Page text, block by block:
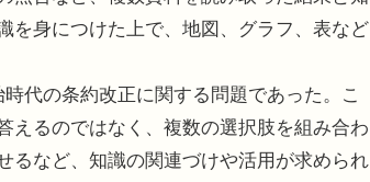
を身につけた上で、地図、グラフ、表など
代の条約改正に関する問題であった。こ
えるのではなく、複数の選択肢を組み合わ
るなど、知識の関連づけや活用が求められ